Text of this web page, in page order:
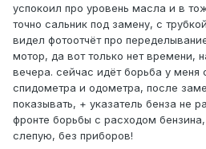
успокоил про уровень масла и в
точно сальник под замену, с
видел фотоотчёт про
мотор, да вот только нет времени,
вечера. сейчас идёт борьба у меня
спидометра и одометра, после
показывать, + указатель бенза не
фронте борьбы с расходом
слепую, без приборов!